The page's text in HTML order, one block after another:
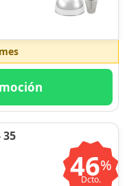
35
46%
Dcto.